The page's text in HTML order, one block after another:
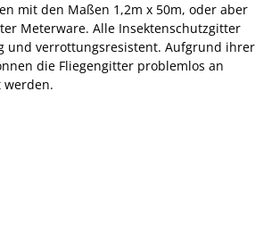
mit den Maßen 1,2m x 50m, oder aber
Meterware. Alle Insektenschutzgitter
und verrottungsresistent. Aufgrund ihrer
die Fliegengitter problemlos an
werden.